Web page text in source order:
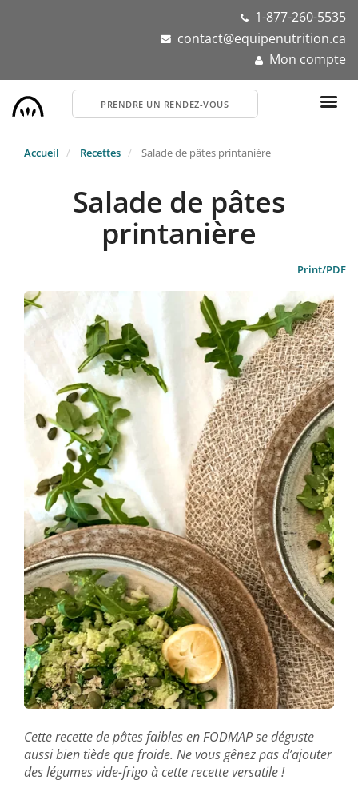
1-877-260-5535
contact@equipenutrition.ca
Mon compte
PRENDRE UN RENDEZ-VOUS
Accueil Recettes Salade de pâtes printanière
Salade de pâtes
printanière
Print/PDF
Cette recette de pâtes faibles en FODMAP se déguste
aussi bien tiède que froide. Ne vous gênez pas d’ajouter
des légumes vide-frigo à cette recette versatile !